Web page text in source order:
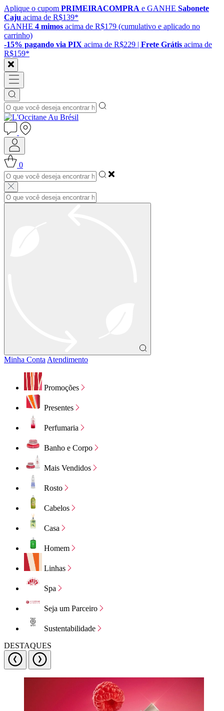
Aplique o cupom PRIMEIRACOMPRA e GANHE Sabonete
Caju acima de R$139*
GANHE 4 mimos acima de R$179 (cumulativo e aplicado no
carrinho)
-15% pagando via PIX acima de R$229 | Frete Grátis acima de
R$159*
0
Minha Conta Atendimento
Promoções
Presentes
Perfumaria
Banho e Corpo
Mais Vendidos
Rosto
Cabelos
Casa
Homem
Linhas
Spa
Seja um Parceiro
Sustentabilidade
DESTAQUES